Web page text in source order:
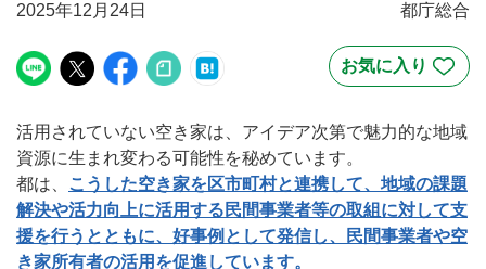
2025年12月24日 都庁総合
活用されていない空き家は、アイデア次第で魅力的な地域
資源に生まれ変わる可能性を秘めています。
都は、
こうした空き家を区市町村と連携して、地域の課題
解決や活力向上に活用する民間事業者等の取組に対して支
援を行うとともに、好事例として発信し、民間事業者や空
き家所有者の活用を促進しています。